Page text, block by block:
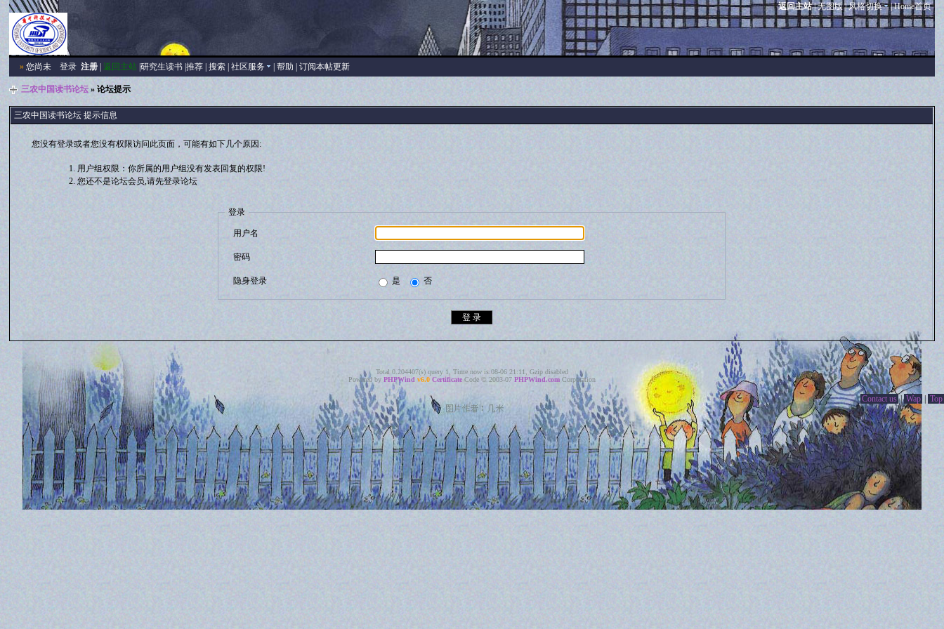
返回主站|无图版|风格切换 |Home首页
» 您尚未登录 注册 |返回主站 |研究生读书 |推荐 |搜索 |社区服务 |帮助 |订阅本帖更新
三农中国读书论坛 » 论坛提示
三农中国读书论坛 提示信息
您没有登录或者您没有权限访问此页面，可能有如下几个原因:
用户组权限：你所属的用户组没有发表回复的权限!
您还不是论坛会员,请先登录论坛
登录
用户名
密码
隐身登录 是 否
Total 0.204407(s) query 1, Time now is:08-06 21:11, Gzip disabled
Powered by PHPWind v6.0 Certificate Code © 2003-07 PHPWind.com Corporation
Contact us | Wap | Top